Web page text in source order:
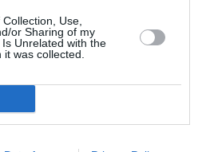
Use,
or Sharing of my
Unrelated with the
was collected.
și îngrijitoare care
veniturile la fisc,
un milion de euro